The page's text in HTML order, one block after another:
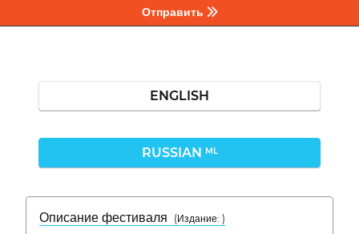
Отправить
ENGLISH
RUSSIAN ML
Описание фестиваля
( Издание: )